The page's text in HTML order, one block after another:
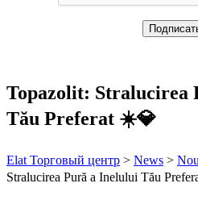
Topazolit: Stralucirea
Tău Preferat ☀️💎
Elat Торговый центр > News >
Stralucirea Pură a Inelului Tău